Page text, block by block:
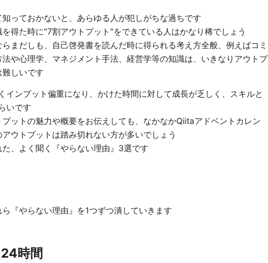
っておかないと、あらゆる人が犯しがちな過ちです
得た時に"7割アウトプット"をできている人はかなり稀でしょう
まだしも、自己啓発書を読んだ時に得られる考え方全般、例えばコミ
法や心理学、マネジメント手法、経営学等の知識は、いきなりアウトプ
難しいです
インプット偏重になり、かけた時間に対して成長が乏しく、スキルと
いです
プットの魅力や概要をお伝えしても、なかなかQiitaアドベントカレン
ウトプットは踏み切れない方が多いでしょう
、よく聞く『やらない理由』3選です
『やらない理由』を1つずつ潰していきます
時間